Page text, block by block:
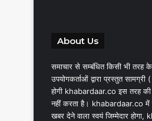
About Us
समाचार से सम्बंधित किसी भी तरह
उपयोगकर्ताओं द्वारा प्रस्तुत
होगी khabardaar.co इस तरह की
नहीं करता है। khabardaar.co में
खबर देने वाला स्वयं जिम्मेदार